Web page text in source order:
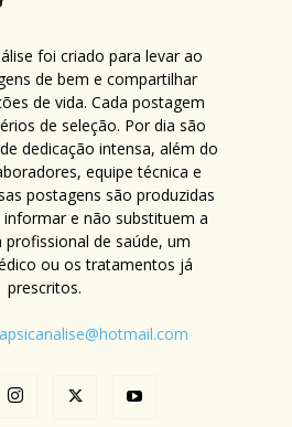
foi criado para levar ao
de bem e compartilhar
de vida. Cada postagem
de seleção. Por dia são
dedicação intensa, além do
equipe técnica e
postagens são produzidas
e não substituem a
de saúde, um
ou os tratamentos já
prescritos.